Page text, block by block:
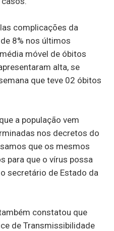
complicações da
8% nos últimos
móvel de óbitos
alta, se
que teve 02 óbitos
a população vem
nos decretos do
que os mesmos
para que o vírus possa
secretário de Estado da
constatou que
de Transmissibilidade